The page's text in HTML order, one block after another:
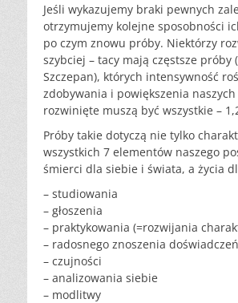
Jeśli wykazujemy braki pewnych
otrzymujemy kolejne sposobności
po czym znowu próby. Niektórzy
szybciej – tacy mają częstsze próby
Szczepan), których intensywność
zdobywania i powiększenia
rozwinięte muszą być wszystkie –
Próby takie dotyczą nie tylko
wszystkich 7 elementów naszego
śmierci dla siebie i świata, a życia
– studiowania
– głoszenia
– praktykowania (=rozwijania
– radosnego znoszenia doświadczeń
– czujności
– analizowania siebie
– modlitwy